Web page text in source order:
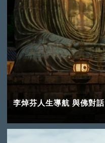
李焯芬人生導航 與佛對話